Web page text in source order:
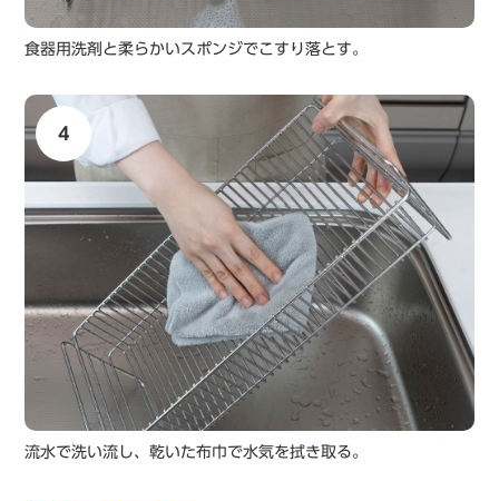
食器用洗剤と柔らかいスポンジでこすり落とす。
4
流水で洗い流し、乾いた布巾で水気を拭き取る。